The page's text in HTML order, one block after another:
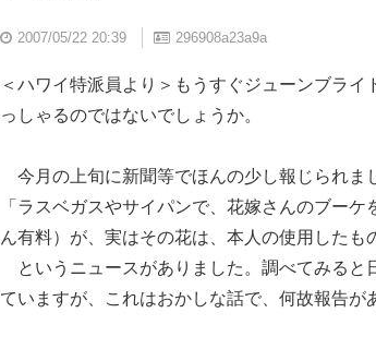
2007/05/22 20:39 296908a23a9a
＜ハワイ特派員より＞もうすぐジューンブラ
っしゃるのではないでしょうか。
今月の上旬に新聞等でほんの少し報じられま
「ラスベガスやサイパンで、花嫁さんのブー
ん有料）が、実はその花は、本人の使用したも
というニュースがありました。調べてみると
ていますが、これはおかしな話で、何故報告が